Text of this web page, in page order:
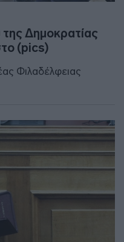
Δημοκρατίας
(pics)
Φιλαδέλφειας